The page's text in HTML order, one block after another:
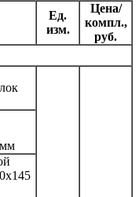
Ед.
изм.
Цена/
компл.,
руб.